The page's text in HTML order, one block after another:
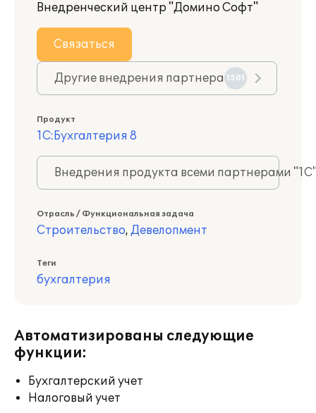
Внедренческий центр "Домино Софт"
Связаться
Другие внедрения партнера 1501
Продукт
1С:Бухгалтерия 8
Внедрения продукта всеми партнерами
Отрасль / Функциональная задача
Строительство, Девелопмент
Теги
бухгалтерия
Автоматизированы следующие
функции:
Бухгалтерский учет
Налоговый учет